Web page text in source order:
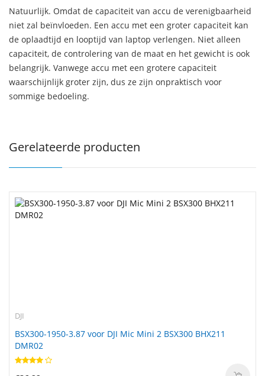
Natuurlijk. Omdat de capaciteit van accu de verenigbaarheid
niet zal beïnvloeden. Een accu met een groter capaciteit kan
de oplaadtijd en looptijd van laptop verlengen. Niet alleen
capaciteit, de controlering van de maat en het gewicht is ook
belangrijk. Vanwege accu met een grotere capaciteit
waarschijnlijk groter zijn, dus ze zijn onpraktisch voor
sommige bedoeling.
Gerelateerde producten
DJI
BSX300-1950-3.87 voor DJI Mic Mini 2 BSX300 BHX211
DMR02